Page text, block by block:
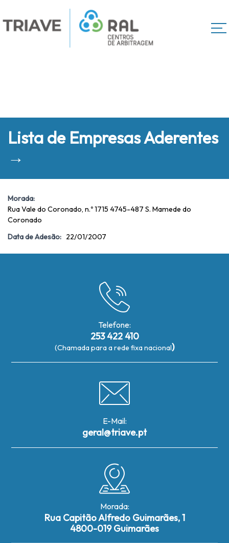
Lista de Empresas Aderentes
→
Morada:
Rua Vale do Coronado, n.º 1715 4745-487 S. Mamede do
Coronado
Data de Adesão: 22/01/2007
Telefone:
253 422 410
(Chamada para a rede fixa nacional)
E-Mail:
geral@triave.pt
Morada:
Rua Capitão Alfredo Guimarães, 1
4800-019 Guimarães